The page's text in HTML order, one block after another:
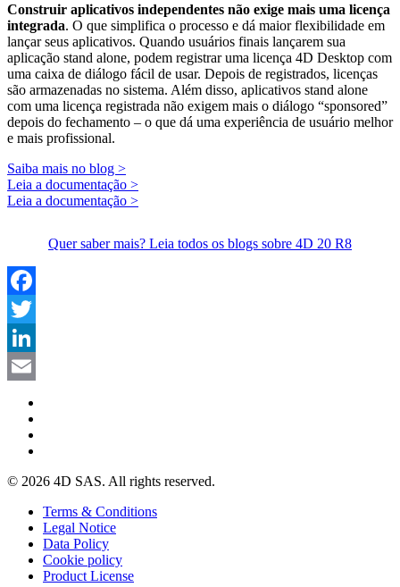
Construir aplicativos independentes não exige mais uma licença
integrada. O que simplifica o processo e dá maior flexibilidade em
lançar seus aplicativos. Quando usuários finais lançarem sua
aplicação stand alone, podem registrar uma licença 4D Desktop com
uma caixa de diálogo fácil de usar. Depois de registrados, licenças
são armazenadas no sistema. Além disso, aplicativos stand alone
com uma licença registrada não exigem mais o diálogo “sponsored”
depois do fechamento – o que dá uma experiência de usuário melhor
e mais profissional.
Saiba mais no blog >
Leia a documentação >
Leia a documentação >
Quer saber mais? Leia todos os blogs sobre 4D 20 R8
Facebook
Twitter
LinkedIn
© 2026 4D SAS. All rights reserved.
Terms & Conditions
Legal Notice
Data Policy
Cookie policy
Product License